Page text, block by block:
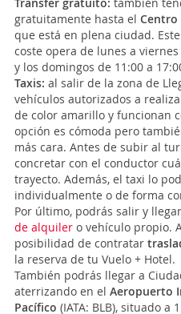
gratuitamente hasta el Centro
que está en plena ciudad.
coste opera de lunes a
y los domingos de 11:00 a
Taxis: al salir de la zona de
vehículos autorizados a
de color amarillo y funcionan
opción es cómoda pero
más cara. Antes de subir al
concretar con el conductor
trayecto. Además, el taxi lo
individualmente o de forma
Por último, podrás salir y
de alquiler o vehículo propio.
posibilidad de contratar
la reserva de tu Vuelo + Hotel.
También podrás llegar a
aterrizando en el Aeropuerto
Pacífico (IATA: BLB), situado